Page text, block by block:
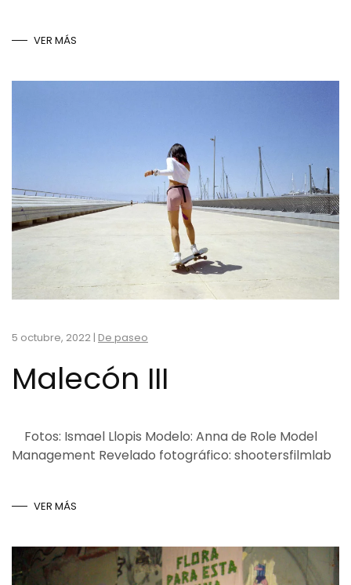
VER MÁS
5 octubre, 2022 | De paseo
Malecón III
Fotos: Ismael Llopis Modelo: Anna de Role Model
Management Revelado fotográfico: shootersfilmlab
VER MÁS